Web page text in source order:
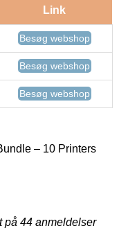
Link
Besøg webshop
Besøg webshop
Besøg webshop
– 10 Printers
på 44 anmeldelser